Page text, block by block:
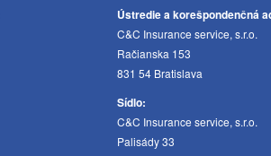
Ústredie a korešpondenčná
C&C Insurance service, s.r.o.
Račianska 153
831 54 Bratislava
Sídlo:
C&C Insurance service, s.r.o.
Palisády 33